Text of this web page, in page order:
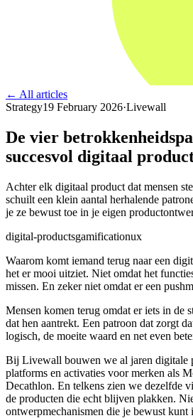
← All articles
Strategy19 February 2026·Livewall
De vier
succesvol digitaal
Achter elk digitaal product dat mensen
schuilt een klein aantal herhalende
je ze bewust toe in je eigen
digital-productsgamificationux
Waarom komt iemand terug naar een
het er mooi uitziet. Niet omdat het
missen. En zeker niet omdat er een
Mensen komen terug omdat er iets in de
dat hen aantrekt. Een patroon dat zorgt
logisch, de moeite waard en net even
Bij Livewall bouwen we al jaren digitale
platforms en activaties voor merken als
Decathlon. En telkens zien we dezelfde
de producten die echt blijven plakken.
ontwerpmechanismen die je bewust kunt